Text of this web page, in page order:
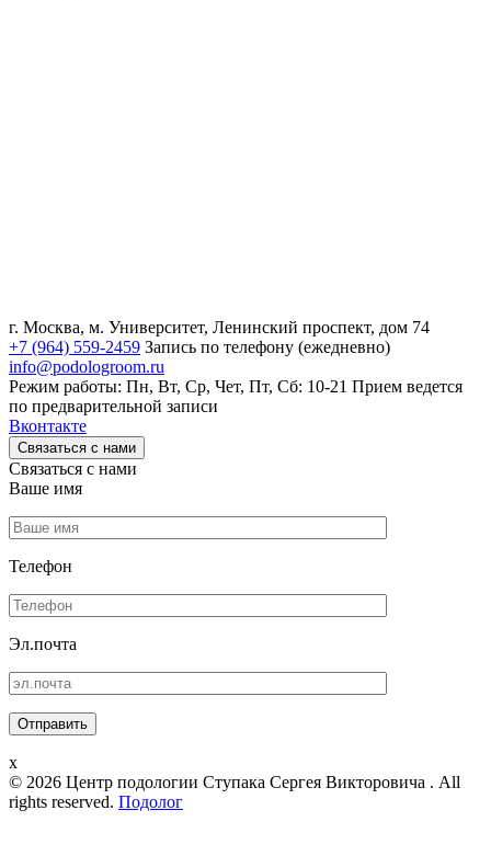
г. Москва, м. Университет, Ленинский проспект, дом 74
+7 (964) 559-2459 Запись по телефону (ежедневно)
info@podologroom.ru
Режим работы: Пн, Вт, Ср, Чет, Пт, Сб: 10-21 Прием ведется
по предварительной записи
Вконтакте
Связаться с нами
Связаться с нами
Ваше имя
Телефон
Эл.почта
x
© 2026 Центр подологии Ступака Сергея Викторовича . All
rights reserved. Подолог